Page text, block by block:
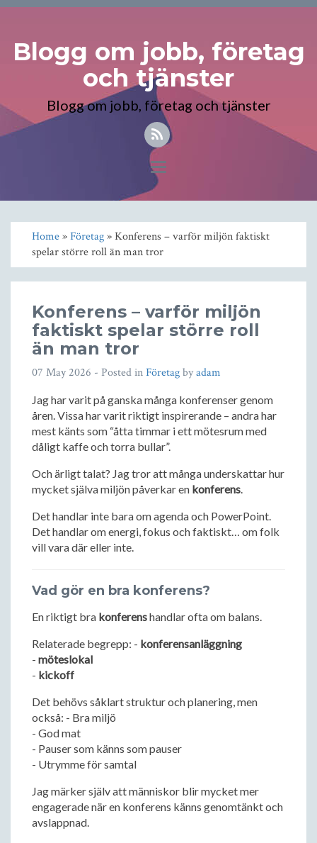
Blogg om jobb, företag
och tjänster
Blogg om jobb, företag och tjänster
Toggle
navigation
Home»Företag» Konferens – varför miljön faktiskt
spelar större roll än man tror
Konferens – varför miljön
faktiskt spelar större roll
än man tror
07 May 2026 - Posted inFöretagbyadam
Jag har varit på ganska många konferenser genom
åren. Vissa har varit riktigt inspirerande – andra har
mest känts som “åtta timmar i ett mötesrum med
dåligt kaffe och torra bullar”.
Och ärligt talat? Jag tror att många underskattar hur
mycket själva miljön påverkar en konferens.
Det handlar inte bara om agenda och PowerPoint.
Det handlar om energi, fokus och faktiskt… om folk
vill vara där eller inte.
Vad gör en bra konferens?
En riktigt bra konferenshandlar ofta om balans.
Relaterade begrepp: - konferensanläggning
- möteslokal
- kickoff
Det behövs såklart struktur och planering, men
också: - Bra miljö
- God mat
- Pauser som känns som pauser
- Utrymme för samtal
Jag märker själv att människor blir mycket mer
engagerade när en konferens känns genomtänkt och
avslappnad.